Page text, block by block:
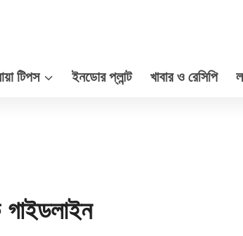
টিপস ইনডোর প্লান্ট খাবার ও রেসিপি